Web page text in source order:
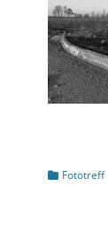
Kategorien
Fototreff